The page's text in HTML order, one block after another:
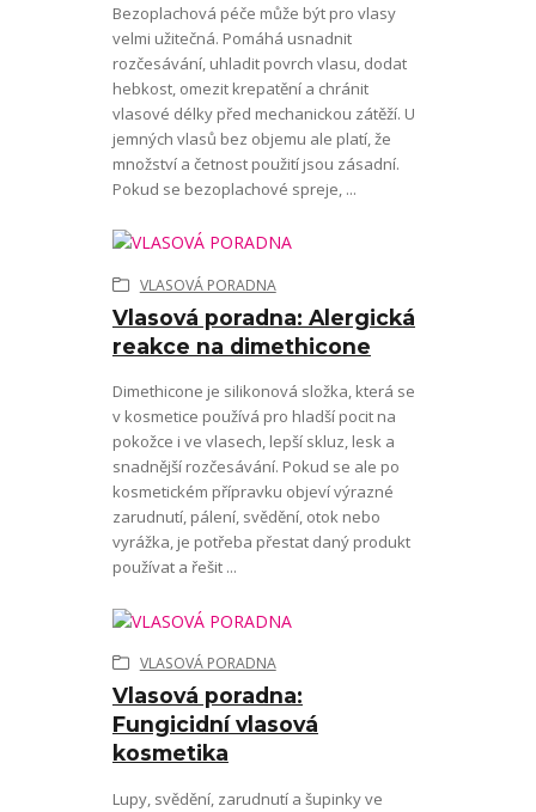
Bezoplachová péče může být pro vlasy
velmi užitečná. Pomáhá usnadnit
rozčesávání, uhladit povrch vlasu, dodat
hebkost, omezit krepatění a chránit
vlasové délky před mechanickou zátěží. U
jemných vlasů bez objemu ale platí, že
množství a četnost použití jsou zásadní.
Pokud se bezoplachové spreje, ...
Vlasová poradna: Alergická
reakce na dimethicone
VLASOVÁ PORADNA
Dimethicone je silikonová složka, která se
v kosmetice používá pro hladší pocit na
pokožce i ve vlasech, lepší skluz, lesk a
snadnější rozčesávání. Pokud se ale po
kosmetickém přípravku objeví výrazné
zarudnutí, pálení, svědění, otok nebo
vyrážka, je potřeba přestat daný produkt
používat a řešit ...
Vlasová poradna:
Fungicidní vlasová
kosmetika
VLASOVÁ PORADNA
Lupy, svědění, zarudnutí a šupinky ve